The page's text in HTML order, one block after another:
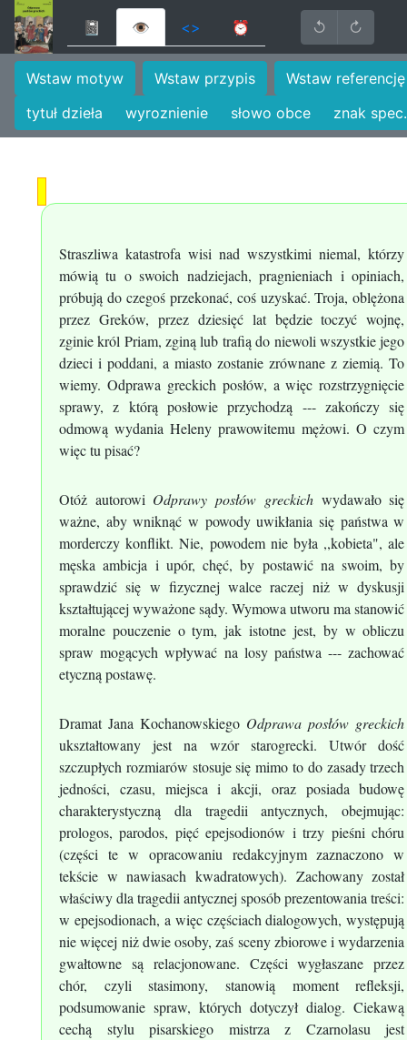
📓 👁 <> ⏰ ↺ ↻
Wstaw motyw Wstaw przypis
Wstaw referencję
tytuł dzieła
wyroznienie słowo obce znak spec.
Straszliwa katastrofa wisi nad wszystkimi niemal, którzy
mówią tu o swoich nadziejach, pragnieniach i opiniach,
próbują do czegoś przekonać, coś uzyskać. Troja, oblężona
przez Greków, przez dziesięć lat będzie toczyć wojnę,
zginie król Priam, zginą lub trafią do niewoli wszystkie jego
dzieci i poddani, a miasto zostanie zrównane z ziemią. To
wiemy. Odprawa greckich posłów, a więc rozstrzygnięcie
sprawy, z którą posłowie przychodzą --- zakończy się
odmową wydania Heleny prawowitemu mężowi. O czym
więc tu pisać?
Otóż autorowi Odprawy posłów greckichwydawało się
ważne, aby wniknąć w powody uwikłania się państwa w
morderczy konflikt. Nie, powodem nie była ,,kobieta", ale
męska ambicja i upór, chęć, by postawić na swoim, by
sprawdzić się w fizycznej walce raczej niż w dyskusji
kształtującej wyważone sądy. Wymowa utworu ma stanowić
moralne pouczenie o tym, jak istotne jest, by w obliczu
spraw mogących wpływać na losy państwa --- zachować
etyczną postawę.
Dramat Jana Kochanowskiego Odprawa posłów greckich
ukształtowany jest na wzór starogrecki. Utwór dość
szczupłych rozmiarów stosuje się mimo to do zasady trzech
jedności, czasu, miejsca i akcji, oraz posiada budowę
charakterystyczną dla tragedii antycznych, obejmując:
prologos, parodos, pięć epejsodionów i trzy pieśni chóru
(części te w opracowaniu redakcyjnym zaznaczono w
tekście w nawiasach kwadratowych). Zachowany został
właściwy dla tragedii antycznej sposób prezentowania treści:
w epejsodionach, a więc częściach dialogowych, występują
nie więcej niż dwie osoby, zaś sceny zbiorowe i wydarzenia
gwałtowne są relacjonowane. Części wygłaszane przez
chór, czyli stasimony, stanowią moment refleksji,
podsumowanie spraw, których dotyczył dialog. Ciekawą
cechą stylu pisarskiego mistrza z Czarnolasu jest